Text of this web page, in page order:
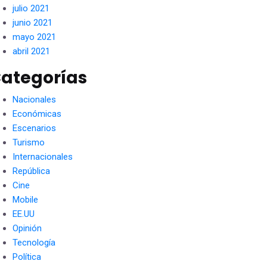
julio 2021
junio 2021
mayo 2021
abril 2021
Nacionales
Económicas
Escenarios
Turismo
Internacionales
República
Cine
Mobile
EE.UU
Opinión
Tecnología
Política